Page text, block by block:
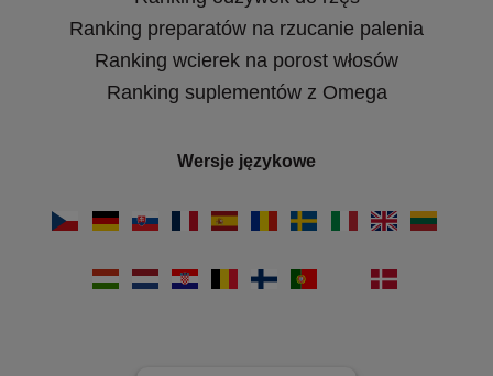
Ranking preparatów na rzucanie palenia
Ranking wcierek na porost włosów
Ranking suplementów z Omega
Wersje językowe